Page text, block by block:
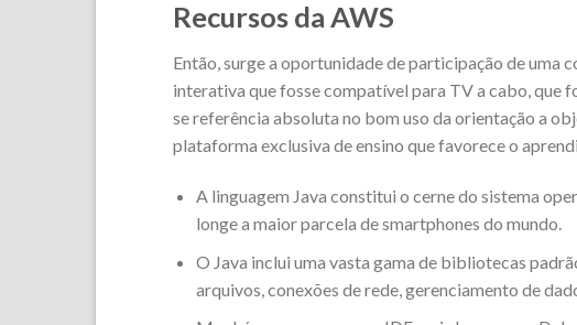
Recursos da AWS
Então, surge a oportunidade de participação de uma
interativa que fosse compatível para TV a cabo, que
se referência absoluta no bom uso da orientação a
plataforma exclusiva de ensino que favorece o
A linguagem Java constitui o cerne do sistema
longe a maior parcela de smartphones do mundo.
O Java inclui uma vasta gama de bibliotecas
arquivos, conexões de rede, gerenciamento de